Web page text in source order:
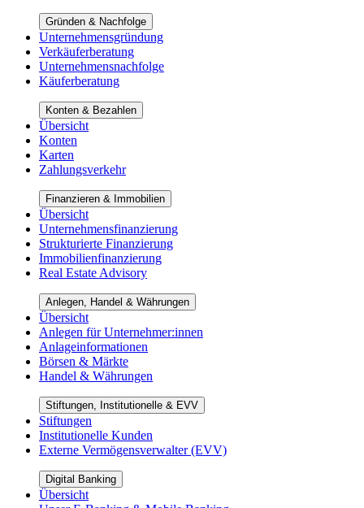
Gründen & Nachfolge
Unternehmensgründung
Verkäuferberatung
Unternehmensnachfolge
Käuferberatung
Konten & Bezahlen
Übersicht
Konten
Karten
Zahlungsverkehr
Finanzieren & Immobilien
Übersicht
Unternehmensfinanzierung
Strukturierte Finanzierung
Immobilienfinanzierung
Real Estate Advisory
Anlegen, Handel & Währungen
Übersicht
Anlegen für Unternehmer:innen
Anlageinformationen
Börsen & Märkte
Handel & Währungen
Stiftungen, Institutionelle & EVV
Stiftungen
Institutionelle Kunden
Externe Vermögensverwalter (EVV)
Digital Banking
Übersicht